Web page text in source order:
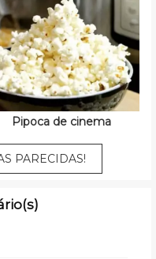
Pipoca de cinema
PARECIDAS!